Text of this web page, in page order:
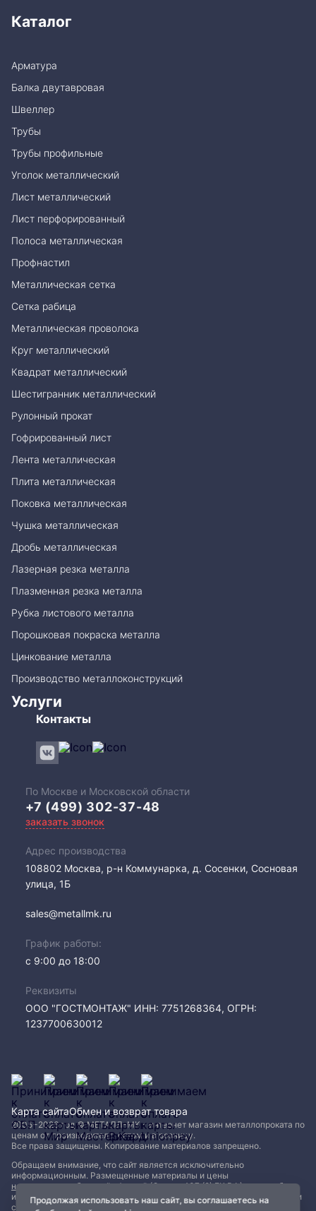
Продолжая использовать наш сайт, вы соглашаетесь на
Каталог
Арматура
Балка двутавровая
Швеллер
Трубы
Трубы профильные
Уголок металлический
Лист металлический
Лист перфорированный
Полоса металлическая
Профнастил
Металлическая сетка
Сетка рабица
Металлическая проволока
Круг металлический
Квадрат металлический
Шестигранник металлический
Рулонный прокат
Гофрированный лист
Лента металлическая
Плита металлическая
Поковка металлическая
Чушка металлическая
Дробь металлическая
Лазерная резка металла
Плазменная резка металла
Рубка листового металла
Порошковая покраска металла
Цинкование металла
Производство металлоконструкций
Услуги
Контакты
По Москве и Московской области
+7 (499) 302-37-48
заказать звонок
Адрес производства
108802​ Москва, р-н Коммунарка, д. Сосенки, Сосновая
улица, 1Б
sales@metallmk.ru
График работы:
с 9:00 до 18:00
Реквизиты
ООО "ГОСТМОНТАЖ" ИНН: 7751268364, ОГРН:
1237700630012
2005−2026 год © МЕТАЛЛ-МК - интернет магазин металлопроката по
ценам от производителя, оптом и в розницу.
Все права защищены. Копирование материалов запрещено.
Обращаем внимание, что сайт является исключительно
информационным. Размещенные материалы и цены
не являются публичной офертой (Статья 437 (2) ГК РФ)и могут быть
изменены без уведомления. Для уточнения наличия, характеристик и
стоимости материалов обращайтесь в офисы продаж.
Карта сайтаОбмен и возврат товара